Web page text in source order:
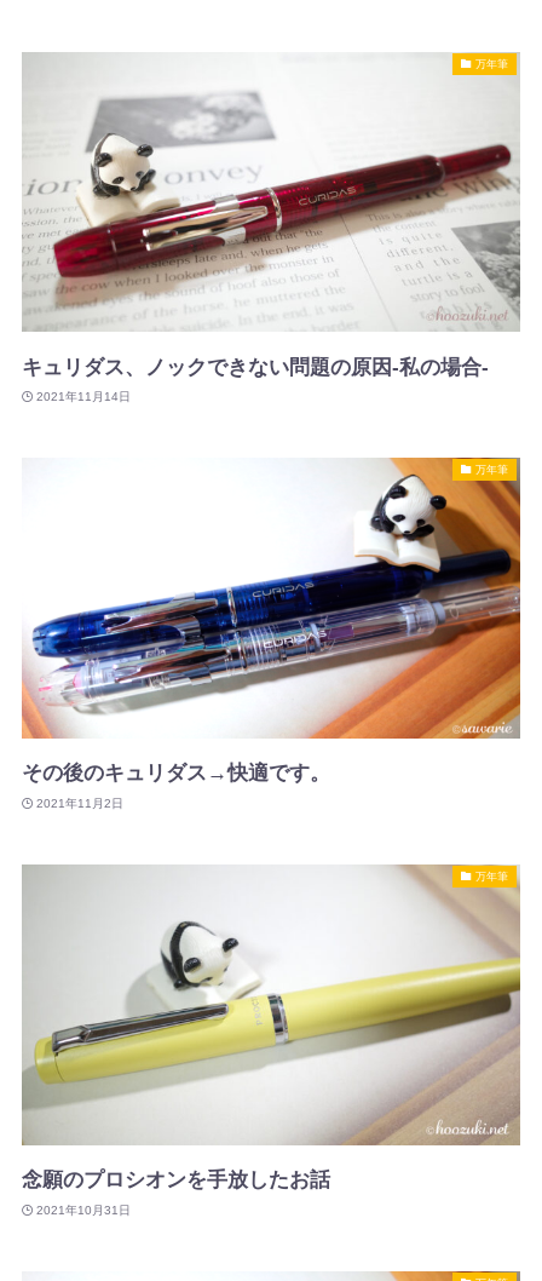
万年筆
キュリダス、ノックできない問題の原因-私の場合-
2021年11月14日
万年筆
その後のキュリダス→快適です。
2021年11月2日
万年筆
念願のプロシオンを手放したお話
2021年10月31日